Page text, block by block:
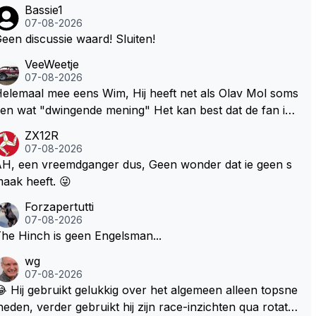
Bassie1
07-08-2026
discussie waard! Sluiten!
VeeWeetje
07-08-2026
mee eens Wim, Hij heeft net als Olav Mol soms
wat "dwingende mening" Het kan best dat de fan in
te roepen. Maar in een tijd zonder races zijn dit leuke
ZX12R
07-08-2026
een vreemdganger dus, Geen wonder dat ie geen s
heeft. 😜
Forzapertutti
07-08-2026
Hinch is geen Engelsman...
wg
07-08-2026
Hij gebruikt gelukkig over het algemeen alleen topsne
verder gebruikt hij zijn race-inzichten qua rotati